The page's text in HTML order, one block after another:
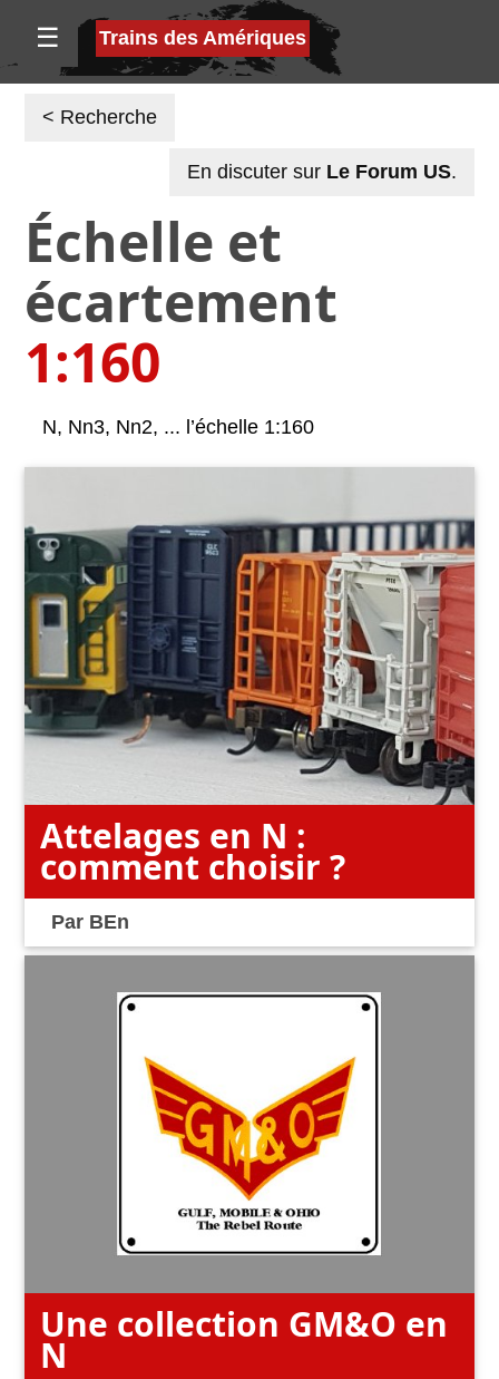
☰ Trains des Amériques
< Recherche
En discuter sur Le Forum US.
Échelle et
écartement
1:160
N, Nn3, Nn2, ... l’échelle 1:160
Attelages en N :
comment choisir ?
Par BEn
Une collection GM&O en
N